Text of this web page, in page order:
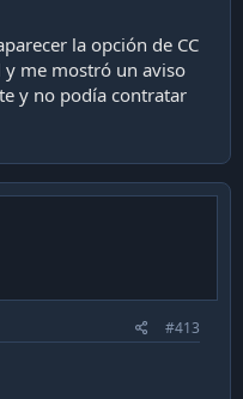
la opción de CC
me mostró un aviso
y no podía contratar
#413